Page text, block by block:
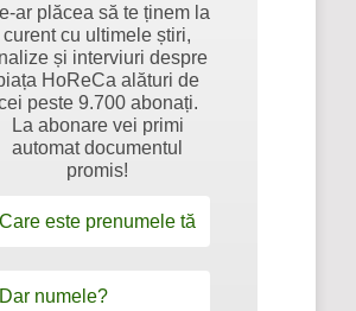
ar plăcea să te ținem la
curent cu ultimele știri,
și interviuri despre
HoReCa alături de
peste 9.700 abonați.
La abonare vei primi
automat documentul
promis!